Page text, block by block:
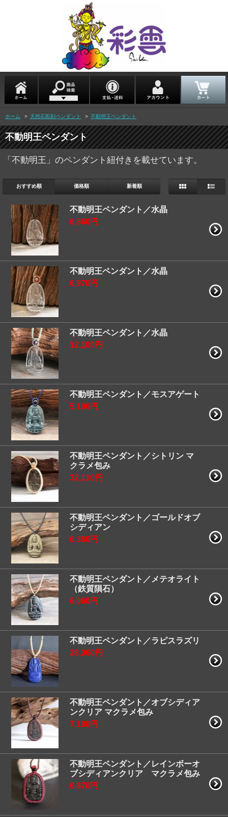
ホーム > 天然石彫刻ペンダント > 不動明王ペンダント
不動明王ペンダント
「不動明王」のペンダント紐付きを載せています。
おすすめ順 価格順 新着順
不動明王ペンダント／水晶
6,860円
不動明王ペンダント／水晶
6,970円
不動明王ペンダント／水晶
12,100円
不動明王ペンダント／モスアゲート
5,100円
不動明王ペンダント／シトリン マ
クラメ包み
32,110円
不動明王ペンダント／ゴールドオブ
シディアン
6,360円
不動明王ペンダント／メテオライト
（鉄質隕石）
6,060円
不動明王ペンダント／ラピスラズリ
28,060円
不動明王ペンダント／オブシディア
ンクリア マクラメ包み
7,180円
不動明王ペンダント／レインボーオ
ブシディアンクリア マクラメ包み
6,870円